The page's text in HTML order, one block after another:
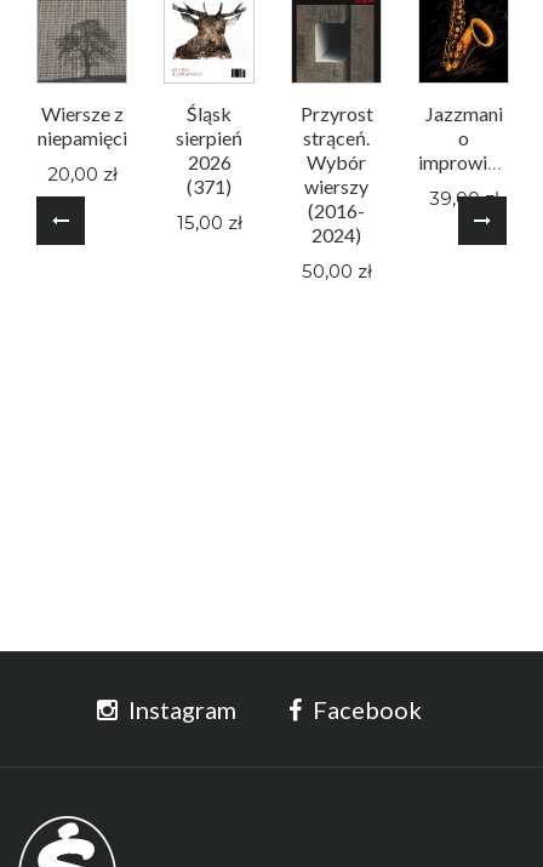
Wiersze z
niepamięci
20,00 zł
Śląsk
sierpień
2026
(371)
15,00 zł
Przyrost
strąceń.
Wybór
wierszy
(2016-
2024)
50,00 zł
Jazzmani
o
improwizacji
39,00 zł
Instagram Facebook